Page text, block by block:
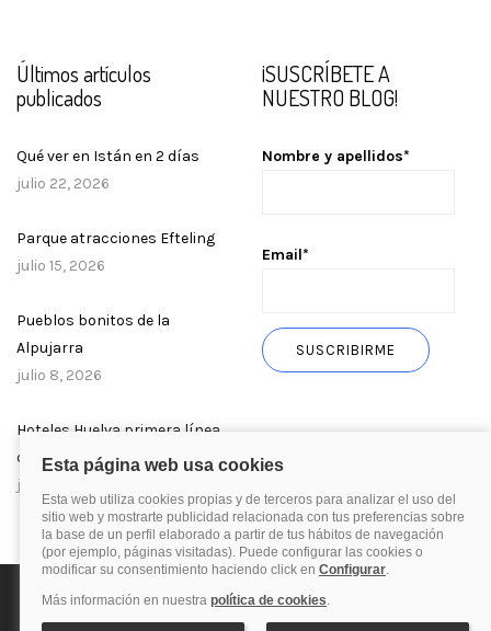
Últimos artículos
publicados
Qué ver en Istán en 2 días
julio 22, 2026
Parque atracciones Efteling
julio 15, 2026
Pueblos bonitos de la
Alpujarra
julio 8, 2026
Hoteles Huelva primera línea
de playa
julio 1, 2026
¡SUSCRÍBETE A
NUESTRO BLOG!
Nombre y apellidos*
Email*